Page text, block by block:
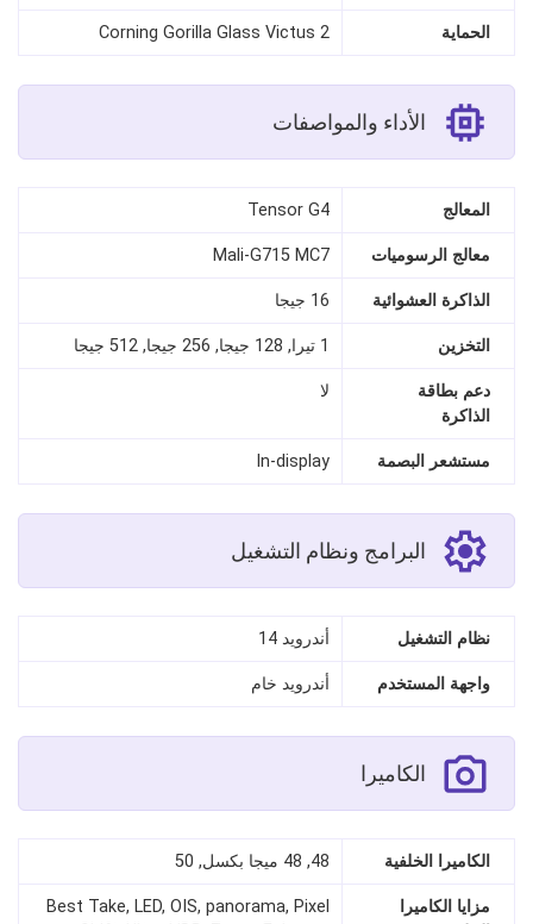
الحماية Corning Gorilla Glass Victus 2
الأداء والمواصفات
المعالج Tensor G4
معالج الرسوميات Mali-G715 MC7
الذاكرة العشوائية 16 جيجا
التخزين 1 تيرا, 128 جيجا, 256 جيجا, 512 جيجا
دعم بطاقة
الذاكرة
لا
مستشعر البصمة In‑display
البرامج ونظام التشغيل
نظام التشغيل أندرويد 14
واجهة المستخدم أندرويد خام
الكاميرا
الكاميرا الخلفية 48, 48 ميجا بكسل, 50
مزايا الكاميرا
Best Take, LED, OIS, panorama, Pixel